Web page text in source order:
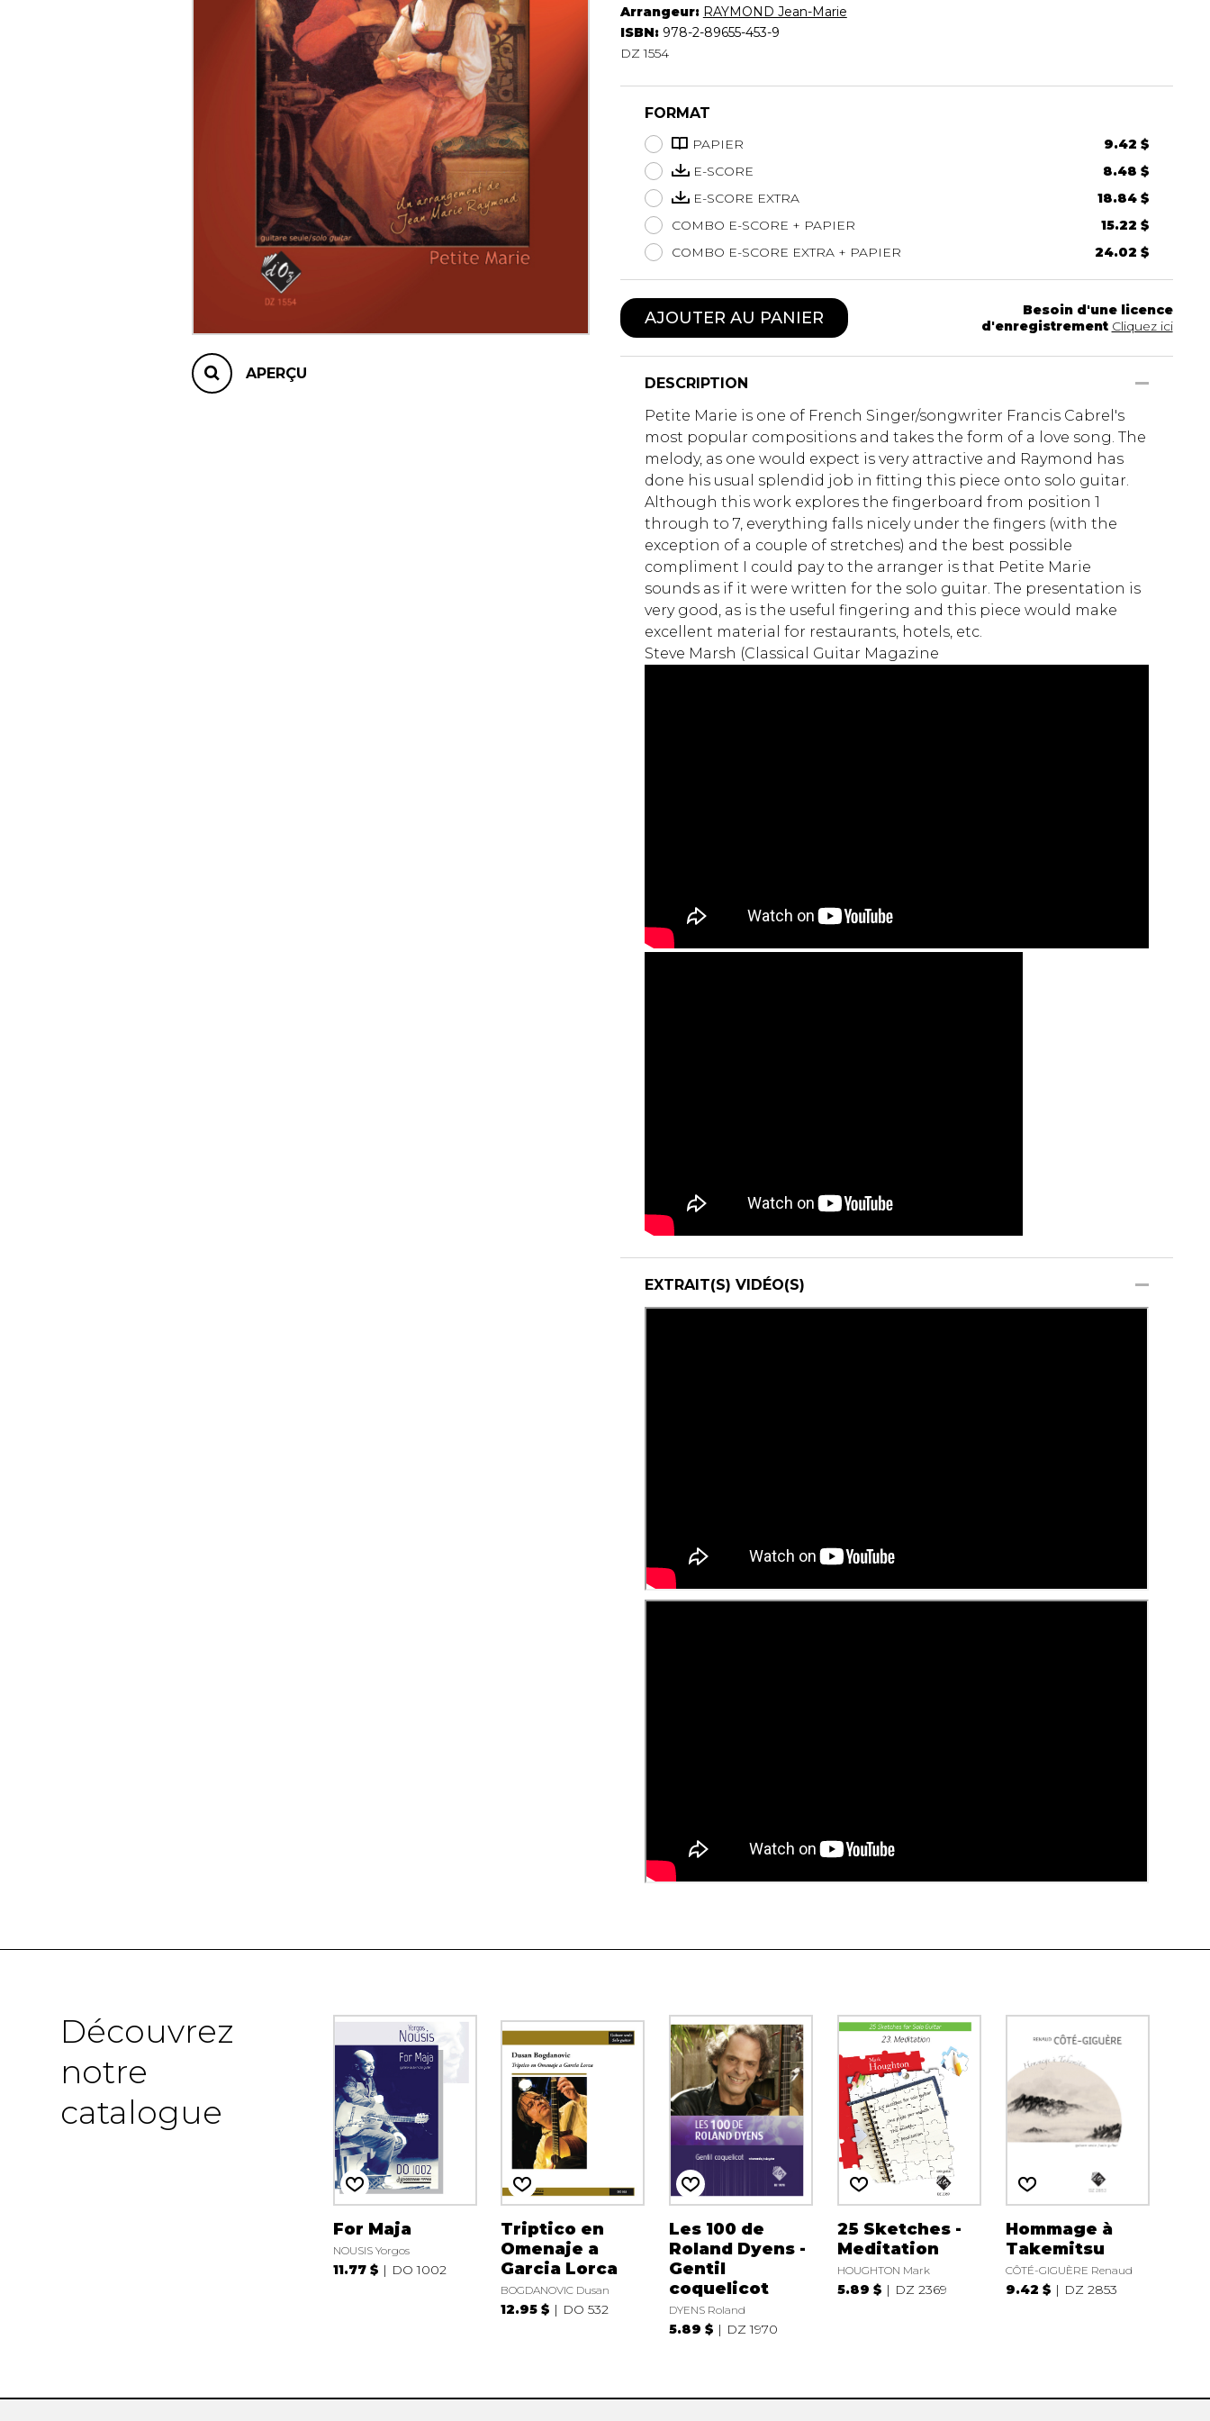
Hautbois
Luth
Mandoline
Piano
Saxophone
Trombone
Trompette
Tuba
Ukulélé
Violon
APERÇU
Arrangeur: RAYMOND Jean-Marie
ISBN: 978-2-89655-453-9
DZ 1554
FORMAT
PAPIER
9.42 $
E-SCORE
8.48 $
E-SCORE EXTRA
18.84 $
COMBO E-SCORE + PAPIER
15.22 $
COMBO E-SCORE EXTRA + PAPIER
24.02 $
AJOUTER AU PANIER
Besoin d'une licence
d'enregistrement Cliquez ici
DESCRIPTION
Petite Marie is one of French Singer/songwriter Francis Cabrel's
most popular compositions and takes the form of a love song. The
melody, as one would expect is very attractive and Raymond has
done his usual splendid job in fitting this piece onto solo guitar.
Although this work explores the fingerboard from position 1
through to 7, everything falls nicely under the fingers (with the
exception of a couple of stretches) and the best possible
compliment I could pay to the arranger is that Petite Marie
sounds as if it were written for the solo guitar. The presentation is
very good, as is the useful fingering and this piece would make
excellent material for restaurants, hotels, etc.
Steve Marsh (Classical Guitar Magazine
EXTRAIT(S) VIDÉO(S)
Découvrez
notre
catalogue
For Maja
NOUSIS Yorgos
11.77 $ DO 1002
Triptico en
Omenaje a
Garcia Lorca
BOGDANOVIC Dusan
12.95 $ DO 532
Les 100 de
Roland Dyens -
Gentil
coquelicot
DYENS Roland
5.89 $ DZ 1970
25 Sketches -
Meditation
HOUGHTON Mark
5.89 $ DZ 2369
Hommage à
Takemitsu
CÔTÉ-GIGUÈRE Renaud
9.42 $ DZ 2853